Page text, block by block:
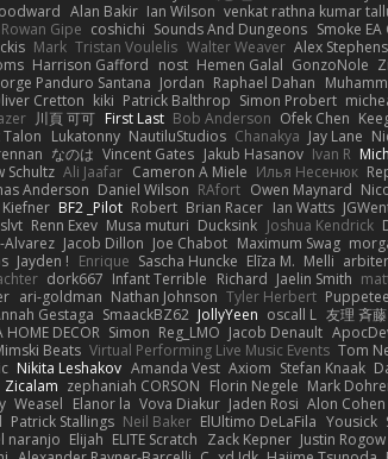
Alan Bakir Ian Wilson venkat rathna kumar
Rowan Gipe coshichi Sounds And Dungeons Smoke
Mark Tristan Voulelis Walter Weaver Alex Stephens
Harrison Gafford nost Hemen Galal GonzoNole
Panduro Santana Jordan Raphael Dahan
Cretton kiki Patrick Balthrop Simon Probert
川頁 可可 First Last Bob Anderson Ofek Chen
Talon Lukatonny NautiluStudios Chanakya Jay Lane
なのは Vincent Gates Jakub Hasanov Ivan R
Schultz Ali Jaafar Cameron A Miele Илья Несенюк
Anderson Daniel Wilson RAfort Owen Maynard
BF2 _Pilot Robert Brian Racer Ian Watts
Renn Exev Musa muturi Ducksink Joshua Kendrick
Alvarez Jacob Dillon Joe Chabot Maximum Swag
Jayden ! Enrique Sascha Huncke Elīza M. Melli
dork667 Infant Terrible Richard Jaelin Smith
ari-goldman Nathan Johnson Tyler Herbert
Gestaga SmaackBZ62 JollyYeen oscall L 友理 斉藤
HOME DECOR Simon Reg_LMO Jacob Denault
Beats Virtual Performing Live Music Events Tom
Nikita Leshakov Amanda Vest Axiom Stefan Knaak
Zicalam zephaniah CORSON Florin Negele Mark
Weasel Elanor la Vova Diakur Jaden Rosi Alon Cohen
Patrick Stallings Neil Baker ElUltimo DeLaFila Yousick
naranjo Elijah ELITE Scratch Zack Kepner Justin Rogow